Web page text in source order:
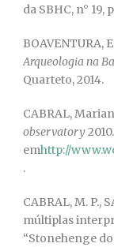
da SBHC, n° 19,
BOAVENTURA,
Arqueologia na
Quarteto, 2014.
CABRAL,
observatory
emhttp://
.
CABRAL, M. P.,
múltiplas
“Stonehenge